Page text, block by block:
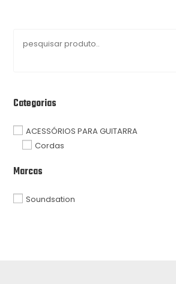
Categorias
ACESSÓRIOS PARA GUITARRA
Cordas
Marcas
Soundsation